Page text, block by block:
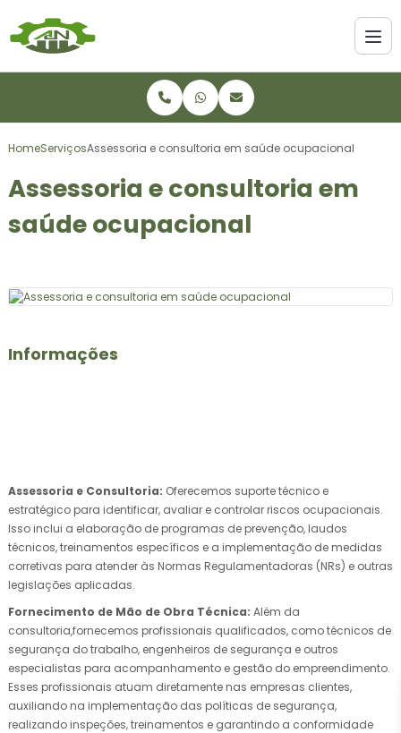
HomeServiçosAssessoria e consultoria em saúde ocupacional
Assessoria e consultoria em
saúde ocupacional
Informações
Assessoria e Consultoria: Oferecemos suporte técnico e
estratégico para identificar, avaliar e controlar riscos ocupacionais.
Isso inclui a elaboração de programas de prevenção, laudos
técnicos, treinamentos específicos e a implementação de medidas
corretivas para atender às Normas Regulamentadoras (NRs) e outras
legislações aplicadas.
Fornecimento de Mão de Obra Técnica: Além da
consultoria,fornecemos profissionais qualificados, como técnicos de
segurança do trabalho, engenheiros de segurança e outros
especialistas para acompanhamento e gestão do empreendimento.
Esses profissionais atuam diretamente nas empresas clientes,
auxiliando na implementação das políticas de segurança,
realizando inspeções, treinamentos e garantindo a conformidade